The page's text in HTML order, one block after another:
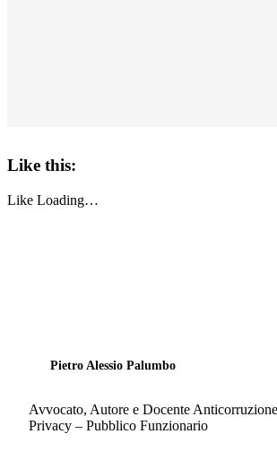
Like this:
Like Loading…
Pietro Alessio Palumbo
Avvocato, Autore e Docente
Privacy – Pubblico Funzionario